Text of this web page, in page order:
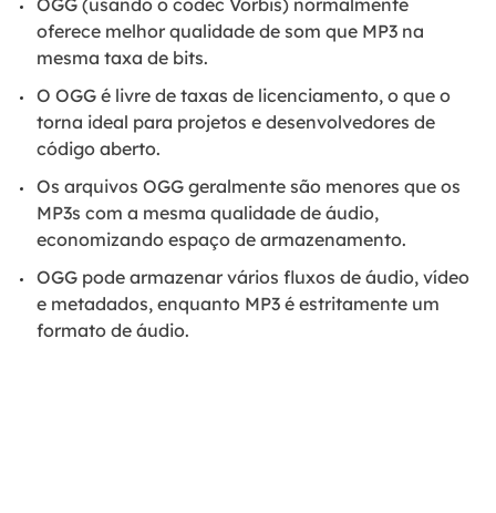
OGG (usando o codec Vorbis) normalmente
oferece melhor qualidade de som que MP3 na
mesma taxa de bits.
O OGG é livre de taxas de licenciamento, o que o
torna ideal para projetos e desenvolvedores de
código aberto.
Os arquivos OGG geralmente são menores que os
MP3s com a mesma qualidade de áudio,
economizando espaço de armazenamento.
OGG pode armazenar vários fluxos de áudio, vídeo
e metadados, enquanto MP3 é estritamente um
formato de áudio.